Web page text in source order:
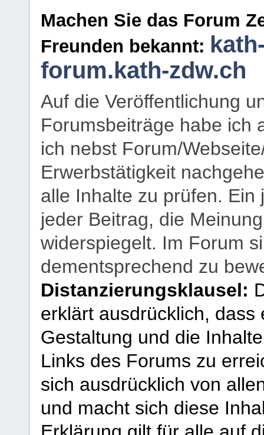
Machen Sie das Forum
Freunden bekannt:
forum.kath-zdw.ch
Auf die Veröffentlichung
Forumsbeiträge habe ich
ich nebst Forum/
Erwerbstätigkeit
alle Inhalte zu prüfen.
jeder Beitrag, die
widerspiegelt. Im Forum
dementsprechend zu
Distanzierungsklausel:
erklärt ausdrücklich,
Gestaltung und die
Links des Forums zu
sich ausdrücklich von
und macht sich diese